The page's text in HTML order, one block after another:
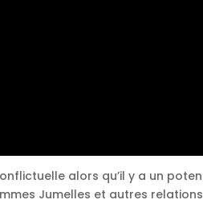
alors qu’il y a un
Jumelles et autres